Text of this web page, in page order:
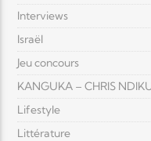
Interviews
Israël
Jeu concours
KANGUKA – CHRIS
Lifestyle
Littérature